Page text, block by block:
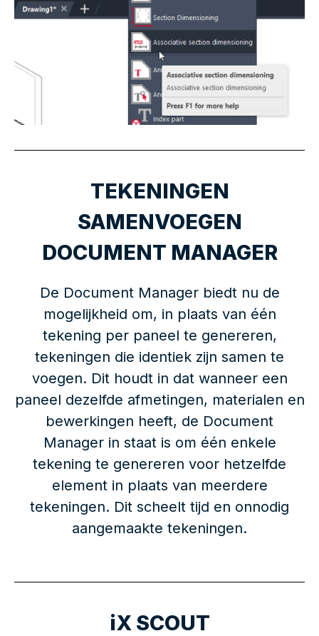
TEKENINGEN
SAMENVOEGEN
DOCUMENT MANAGER
De Document Manager biedt nu de
mogelijkheid om, in plaats van één
tekening per paneel te genereren,
tekeningen die identiek zijn samen te
voegen. Dit houdt in dat wanneer een
paneel dezelfde afmetingen, materialen en
bewerkingen heeft, de Document
Manager in staat is om één enkele
tekening te genereren voor hetzelfde
element in plaats van meerdere
tekeningen. Dit scheelt tijd en onnodig
aangemaakte tekeningen.
iX SCOUT